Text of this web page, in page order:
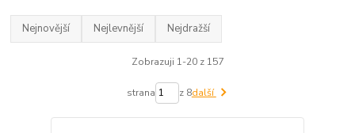
Nejnovější Nejlevnější Nejdražší
Zobrazuji 1-20 z 157
strana z 8další